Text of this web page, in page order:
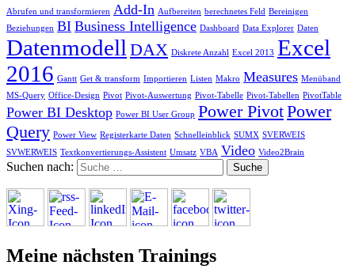
Abrufen und transformieren Add-In Aufbereiten berechnetes Feld Bereinigen
Beziehungen BI Business Intelligence Dashboard Data Explorer Daten
Datenmodell DAX Diskrete Anzahl Excel 2013 Excel
2016 Gantt Get & transform Importieren Listen Makro Measures Menüband
MS-Query Office-Design Pivot Pivot-Auswertung Pivot-Tabelle Pivot-Tabellen PivotTable
Power BI Desktop Power BI User Group Power PivotPower
Query Power View Registerkarte Daten Schnelleinblick SUMX SVERWEIS
SVWERWEIS Textkonvertierungs-Assistent Umsatz VBA Video Video2Brain
Suchen nach:
Meine nächsten Trainings